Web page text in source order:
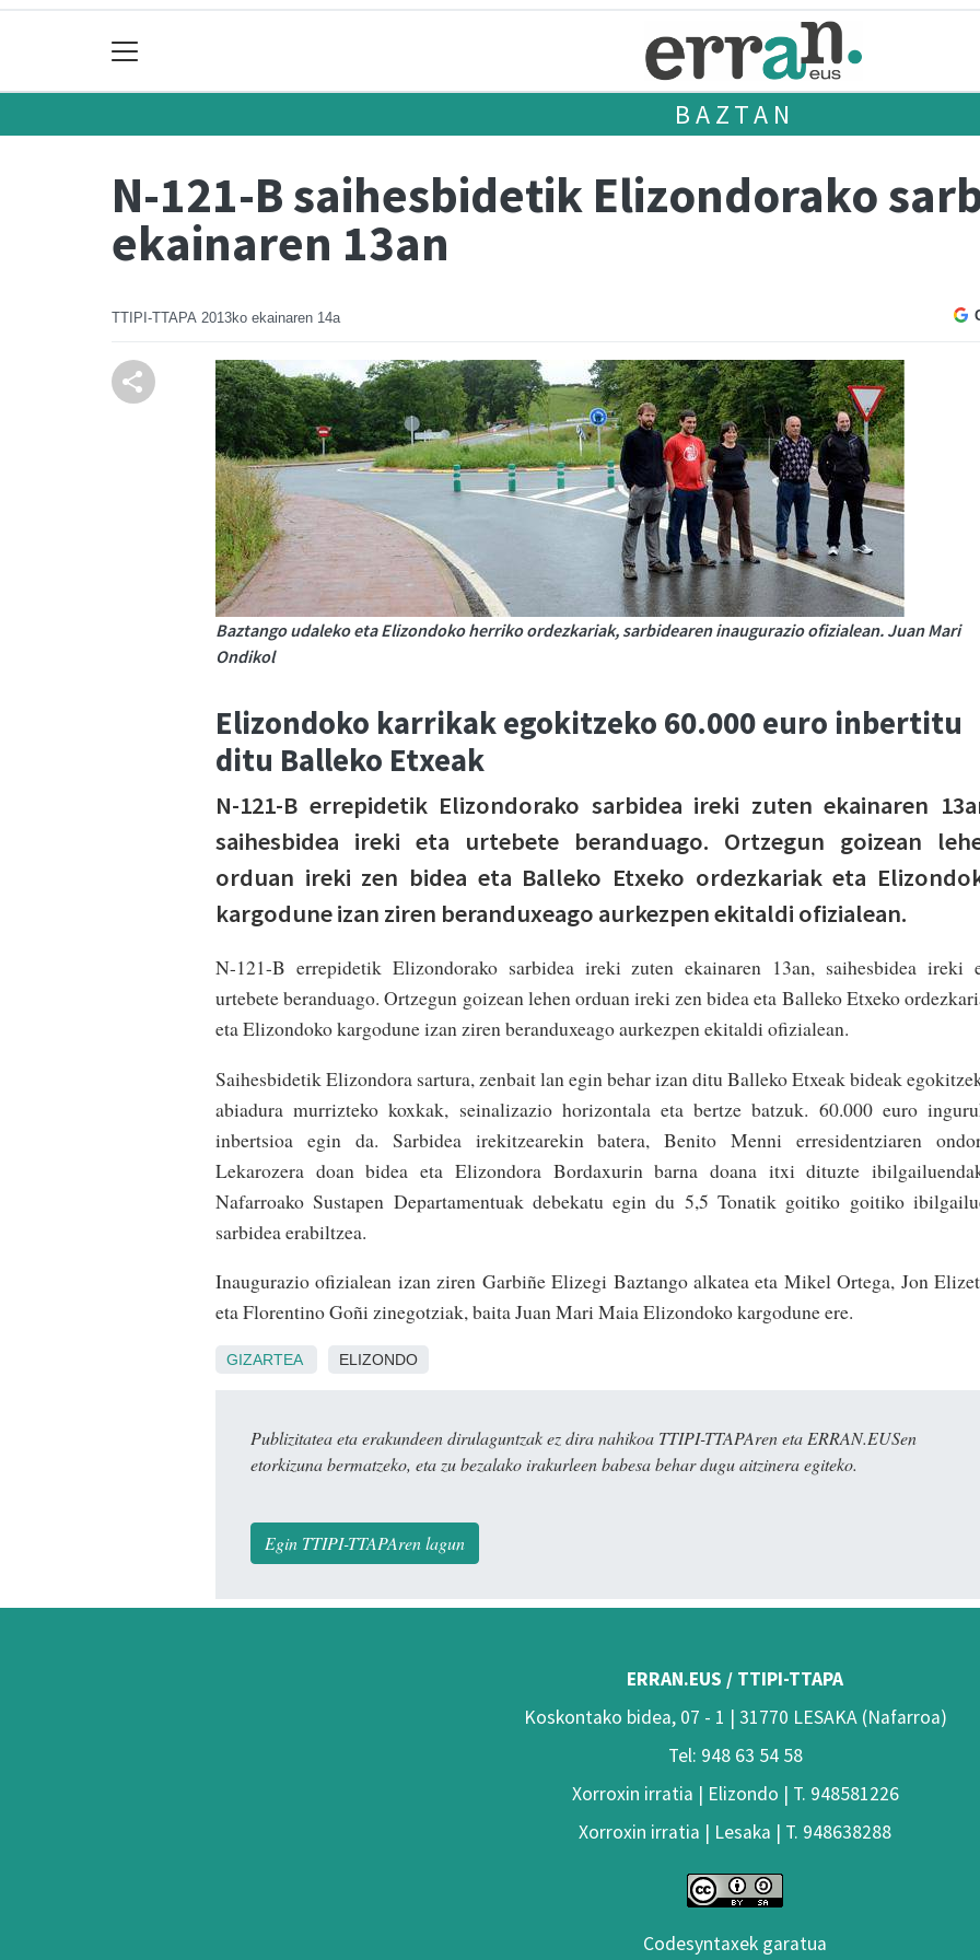
BAZTAN
N-121-B saihesbidetik Elizondorako
ekainaren 13an
TTIPI-TTAPA 2013ko ekainaren 14a
Baztango udaleko eta Elizondoko herriko ordezkariak, sarbidearen inaugurazio ofizialean. Juan Mari
Ondikol
Elizondoko karrikak egokitzeko 60.000 euro inbertitu
ditu Balleko Etxeak
N-121-B errepidetik Elizondorako sarbidea ireki zuten ekainaren
saihesbidea ireki eta urtebete beranduago. Ortzegun goizean
orduan ireki zen bidea eta Balleko Etxeko ordezkariak eta
kargodune izan ziren beranduxeago aurkezpen ekitaldi ofizialean.
N-121-B errepidetik Elizondorako sarbidea ireki zuten ekainaren 13an, saihesbidea ireki
urtebete beranduago. Ortzegun goizean lehen orduan ireki zen bidea eta Balleko Etxeko
eta Elizondoko kargodune izan ziren beranduxeago aurkezpen ekitaldi ofizialean.
Saihesbidetik Elizondora sartura, zenbait lan egin behar izan ditu Balleko Etxeak bideak
abiadura murrizteko koxkak, seinalizazio horizontala eta bertze batzuk. 60.000 euro
inbertsioa egin da. Sarbidea irekitzearekin batera, Benito Menni erresidentziaren
Lekarozera doan bidea eta Elizondora Bordaxurin barna doana itxi dituzte
Nafarroako Sustapen Departamentuak debekatu egin du 5,5 Tonatik goitiko goitiko
sarbidea erabiltzea.
Inaugurazio ofizialean izan ziren Garbiñe Elizegi Baztango alkatea eta Mikel Ortega, Jon
eta Florentino Goñi zinegotziak, baita Juan Mari Maia Elizondoko kargodune ere.
GIZARTEA ELIZONDO
Publizitatea eta erakundeen dirulaguntzak ez dira nahikoa TTIPI-TTAPAren eta ERRAN.EUSen
etorkizuna bermatzeko, eta zu bezalako irakurleen babesa behar dugu aitzinera egiteko.
Egin TTIPI-TTAPAren lagun
ERRAN.EUS / TTIPI-TTAPA
Koskontako bidea, 07 - 1 | 31770 LESAKA (Nafarroa)
Tel: 948 63 54 58
Xorroxin irratia | Elizondo | T. 948581226
Xorroxin irratia | Lesaka | T. 948638288
Codesyntaxek garatua